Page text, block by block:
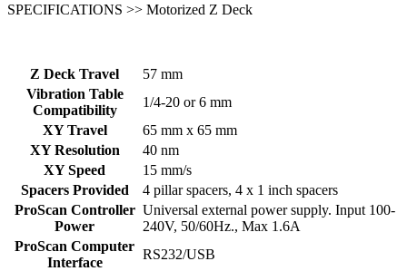
SPECIFICATIONS >> Motorized Z Deck
Z Deck Travel
57 mm
Vibration Table
Compatibility
1/4-20 or 6 mm
XY Travel
65 mm x 65 mm
XY Resolution
40 nm
XY Speed
15 mm/s
Spacers Provided
4 pillar spacers, 4 x 1 inch spacers
ProScan Controller
Power
Universal external power supply. Input 100-
240V, 50/60Hz., Max 1.6A
ProScan Computer
Interface
RS232/USB